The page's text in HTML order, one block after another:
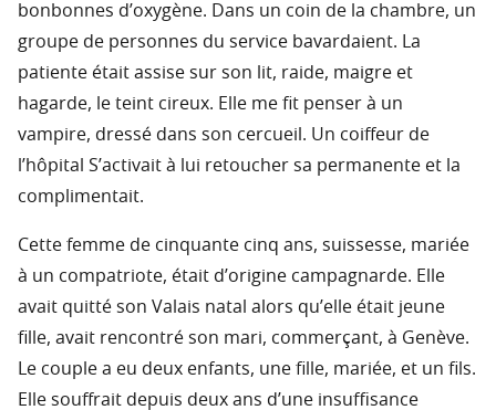
bonbonnes d’oxygène. Dans un coin de la chambre, un
groupe de personnes du service bavardaient. La
patiente était assise sur son lit, raide, maigre et
hagarde, le teint cireux. Elle me fit penser à un
vampire, dressé dans son cercueil. Un coiffeur de
l’hôpital S’activait à lui retoucher sa permanente et la
complimentait.
Cette femme de cinquante cinq ans, suissesse, mariée
à un compatriote, était d’origine campagnarde. Elle
avait quitté son Valais natal alors qu’elle était jeune
fille, avait rencontré son mari, commerçant, à Genève.
Le couple a eu deux enfants, une fille, mariée, et un fils.
Elle souffrait depuis deux ans d’une insuffisance